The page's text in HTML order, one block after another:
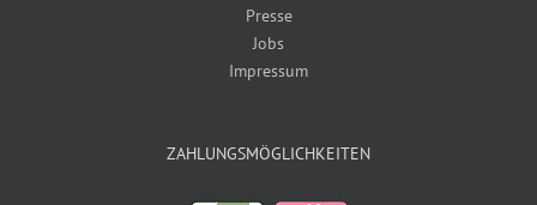
Presse
Jobs
Impressum
ZAHLUNGSMÖGLICHKEITEN